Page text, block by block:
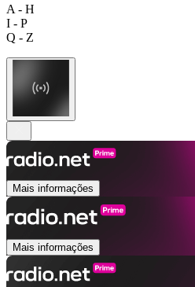
A - H
I - P
Q - Z
Mais informações
Mais informações